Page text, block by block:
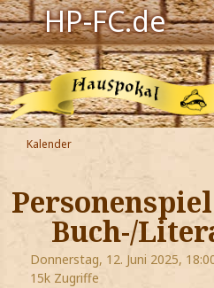
HP-FC.de
Navigation
Harry Potter
Der HP-FC
Hogwarts
Zauberwelt
Willkommen
Kalender
Buch-/
Donnerstag, 12. Juni 2025,
15k Zugriffe